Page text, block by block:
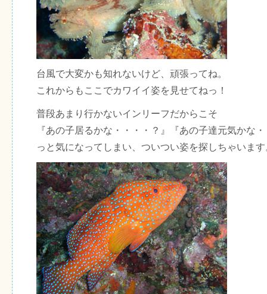
台風で大変かも知れないけど、頑張ってね。
これからもここでカワイイ姿を見せてねっ！
普段あまり行かないインリーフだからこそ
『あの子居るかな・・・・？』『あの子達元気かな
っと気になってしまい、ついつい姿を探しちゃいます